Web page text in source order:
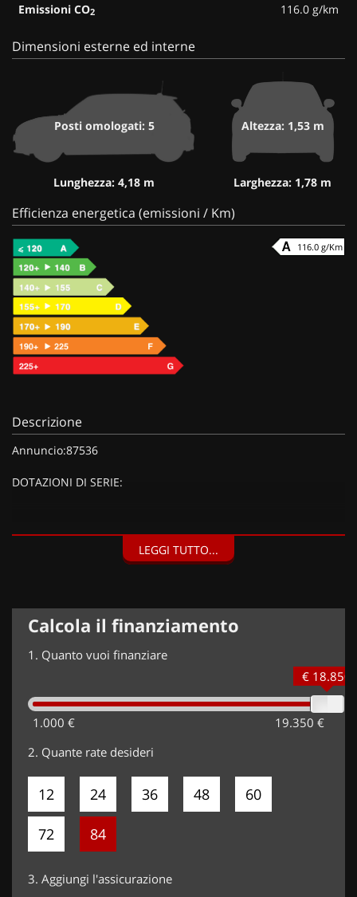
Emissioni CO2 116.0 g/km
Dimensioni esterne ed interne
Posti omologati: 5
Lunghezza: 4,18 m
Altezza: 1,53 m
Larghezza: 1,78 m
Efficienza energetica (emissioni / Km)
116.0 g/Km
Descrizione
Annuncio:87536
DOTAZIONI DI SERIE:
Vernice metallizzata Verde Mare (800 EUR),
LEGGI TUTTO...
Calcola il finanziamento
1. Quanto vuoi finanziare
1.000 € 19.350 €
€ 18.850
2. Quante rate desideri
12 24 36 48 60
72 84
3. Aggiungi l'assicurazione